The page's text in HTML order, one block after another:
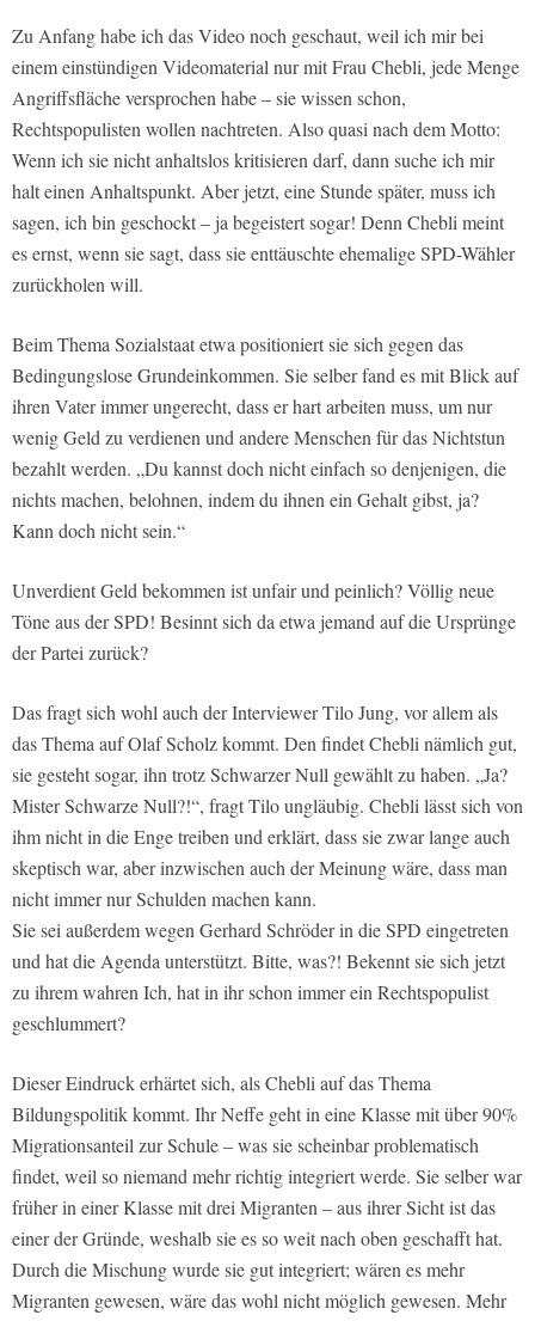
Zu Anfang habe ich das Video noch geschaut, weil ich mir bei
einem einstündigen Videomaterial nur mit Frau Chebli, jede Menge
Angriffsfläche versprochen habe – sie wissen schon,
Rechtspopulisten wollen nachtreten. Also quasi nach dem Motto:
Wenn ich sie nicht anhaltslos kritisieren darf, dann suche ich mir
halt einen Anhaltspunkt. Aber jetzt, eine Stunde später, muss ich
sagen, ich bin geschockt – ja begeistert sogar! Denn Chebli meint
es ernst, wenn sie sagt, dass sie enttäuschte ehemalige SPD-Wähler
zurückholen will.
Beim Thema Sozialstaat etwa positioniert sie sich gegen das
Bedingungslose Grundeinkommen. Sie selber fand es mit Blick auf
ihren Vater immer ungerecht, dass er hart arbeiten muss, um nur
wenig Geld zu verdienen und andere Menschen für das Nichtstun
bezahlt werden. „Du kannst doch nicht einfach so denjenigen, die
nichts machen, belohnen, indem du ihnen ein Gehalt gibst, ja?
Kann doch nicht sein.“
Unverdient Geld bekommen ist unfair und peinlich? Völlig neue
Töne aus der SPD! Besinnt sich da etwa jemand auf die Ursprünge
der Partei zurück?
Das fragt sich wohl auch der Interviewer Tilo Jung, vor allem als
das Thema auf Olaf Scholz kommt. Den findet Chebli nämlich gut,
sie gesteht sogar, ihn trotz Schwarzer Null gewählt zu haben. „Ja?
Mister Schwarze Null?!“, fragt Tilo ungläubig. Chebli lässt sich von
ihm nicht in die Enge treiben und erklärt, dass sie zwar lange auch
skeptisch war, aber inzwischen auch der Meinung wäre, dass man
nicht immer nur Schulden machen kann.
Sie sei außerdem wegen Gerhard Schröder in die SPD eingetreten
und hat die Agenda unterstützt. Bitte, was?! Bekennt sie sich jetzt
zu ihrem wahren Ich, hat in ihr schon immer ein Rechtspopulist
geschlummert?
Dieser Eindruck erhärtet sich, als Chebli auf das Thema
Bildungspolitik kommt. Ihr Neffe geht in eine Klasse mit über 90%
Migrationsanteil zur Schule – was sie scheinbar problematisch
findet, weil so niemand mehr richtig integriert werde. Sie selber war
früher in einer Klasse mit drei Migranten – aus ihrer Sicht ist das
einer der Gründe, weshalb sie es so weit nach oben geschafft hat.
Durch die Mischung wurde sie gut integriert; wären es mehr
Migranten gewesen, wäre das wohl nicht möglich gewesen. Mehr